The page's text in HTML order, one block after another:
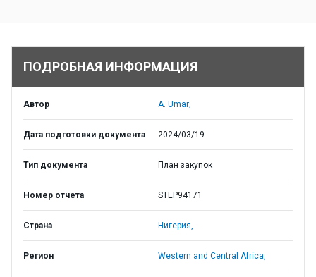
ПОДРОБНАЯ ИНФОРМАЦИЯ
Автор A. Umar;
Дата подготовки документа 2024/03/19
Тип документа План закупок
Номер отчета STEP94171
Страна Нигерия,
Регион Western and Central Africa,